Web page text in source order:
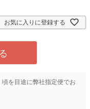
お気に入りに登録する
に弊社指定便でお